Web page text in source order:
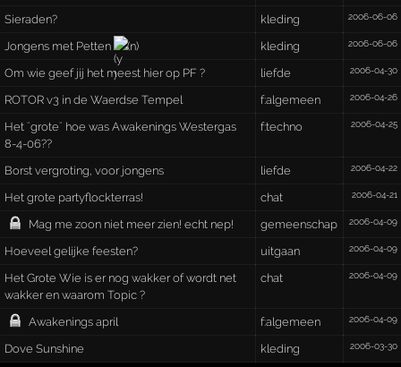
Sieraden? kleding 2006-06-06
Jongens met Petten (n) kleding 2006-06-06
Om wie geef jij het meest hier op PF ? liefde 2006-04-30
ROTOR v3 in de Waerdse Tempel f:algemeen 2006-04-26
Het ¨grote¨ hoe was Awakenings Westergas
8-4-06??
f:techno 2006-04-25
Borst vergroting, voor jongens liefde 2006-04-22
Het grote partyflockterras! chat 2006-04-21
Mag me zoon niet meer zien! echt nep! gemeenschap 2006-04-09
Hoeveel gelijke feesten? uitgaan 2006-04-09
Het Grote Wie is er nog wakker of wordt net
wakker en waarom Topic ?
chat 2006-04-09
Awakenings april f:algemeen 2006-04-09
Dove Sunshine kleding 2006-03-30